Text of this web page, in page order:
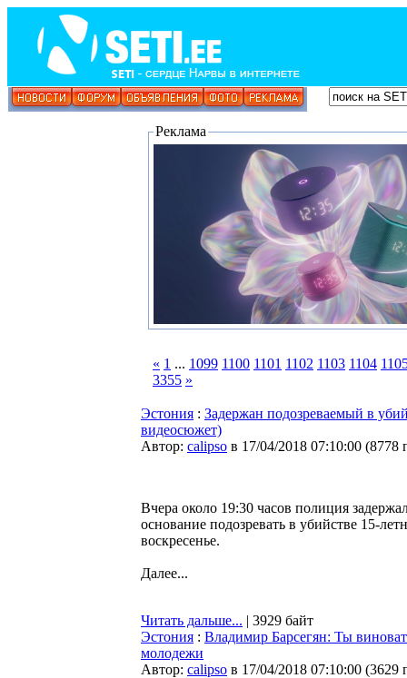
Реклама
« 1 ... 1099 1100 1101 1102 1103 1104
3355 »
Эстония : Задержан подозреваемый в
видеосюжет)
Автор: calipso в 17/04/2018 07:10:00 (8778
Вчера около 19:30 часов полиция
основание подозревать в убийстве 15-
воскресенье.
Далее...
Читать дальше... | 3929 байт
Эстония : Владимир Барсегян: Ты
молодежи
Автор: calipso в 17/04/2018 07:10:00 (3629